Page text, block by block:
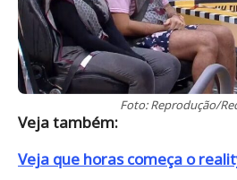
Foto: Reprodução/
Veja também:
Veja que horas começa o